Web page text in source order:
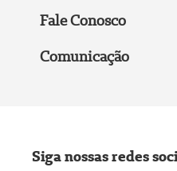
Fale Conosco
Comunicação
Siga nossas redes